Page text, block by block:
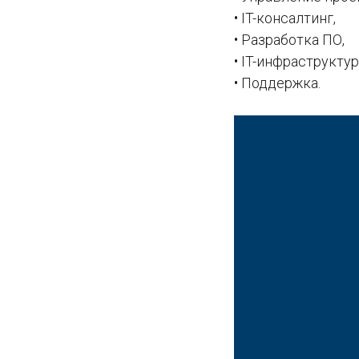
• IT-консалтинг,
• Разработка ПО,
• IT-
• Поддержка.